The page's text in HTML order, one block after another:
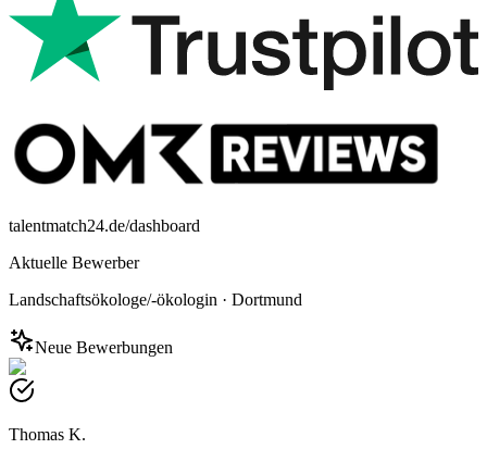
talentmatch24.de/dashboard
Aktuelle Bewerber
Landschaftsökologe/-ökologin · Dortmund
Neue Bewerbungen
Thomas K.